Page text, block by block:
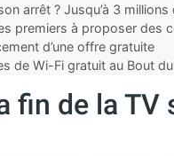
arrêt ? Jusqu’à 3
premiers à proposer
d’une offre gratuite
de Wi-Fi gratuit au Bout
fin de la